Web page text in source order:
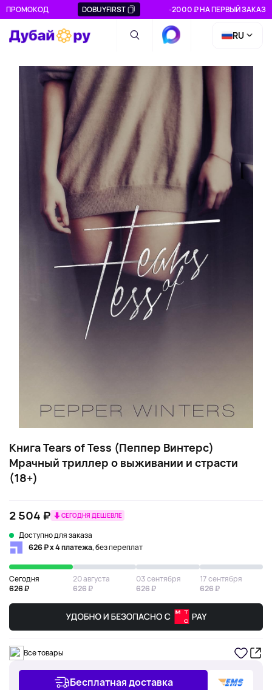
ПРОМОКОД DOBUYFIRST -2000 ₽ НА ПЕРВЫЙ ЗАКАЗ
RU
Книга Tears of Tess (Пеппер Винтерс)
Мрачный триллер о выживании и страсти
(18+)
2 504 ₽ СЕГОДНЯ ДЕШЕВЛЕ
Доступно для заказа
626 ₽ х 4 платежа, без переплат
Сегодня
626 ₽
20 августа
626 ₽
03 сентября
626 ₽
17 сентября
626 ₽
Все товары
Бесплатная доставка